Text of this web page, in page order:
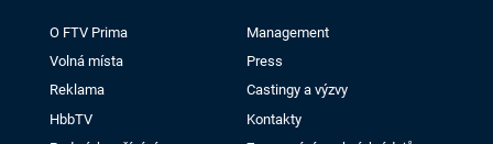
O FTV Prima
Management
Volná místa
Press
Reklama
Castingy a výzvy
HbbTV
Kontakty